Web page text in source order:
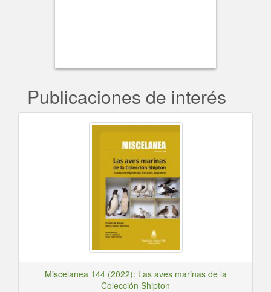
Publicaciones de interés
Miscelanea 144 (2022): Las aves marinas de la
Colección Shipton